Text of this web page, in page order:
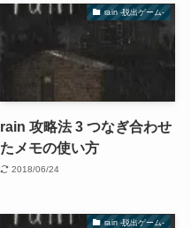
rain -脱出ゲーム-
rain 攻略法 3 つなぎ合わせ
たメモの使い方
2018/06/24
rain -脱出ゲーム-